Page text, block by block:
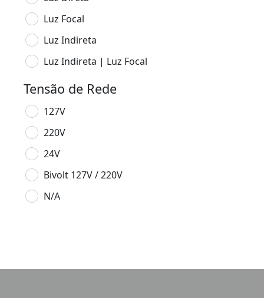
Luz Focal
Luz Indireta
Luz Indireta | Luz Focal
Tensão de Rede
127V
220V
24V
Bivolt 127V / 220V
N/A